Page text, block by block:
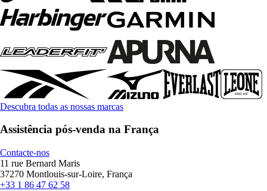
Descubra todas as nossas marcas
Assistência pós-venda na França
Contacte-nos
11 rue Bernard Maris
37270 Montlouis-sur-Loire, França
+33 1 86 47 62 58